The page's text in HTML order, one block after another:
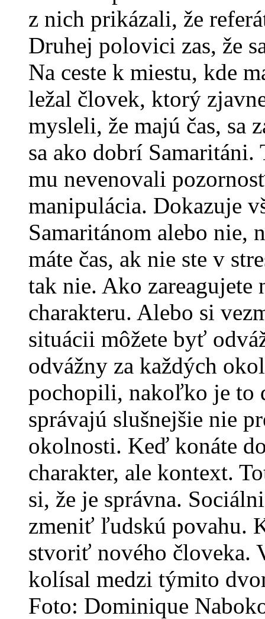
z nich prikázali, že
Druhej polovici zas, že
Na ceste k miestu, kde
ležal človek, ktorý
mysleli, že majú čas, sa
sa ako dobrí
mu nevenovali
manipulácia. Dokazuje
Samaritánom alebo nie,
máte čas, ak nie ste v
tak nie. Ako zareagujete
charakteru. Alebo si
situácii môžete byť
odvážny za každých
pochopili, nakoľko je to
správajú slušnejšie nie
okolnosti. Keď konáte
charakter, ale kontext.
si, že je správna.
zmeniť ľudskú povahu.
stvoriť nového človeka.
kolísal medzi týmito
Foto: Dominique